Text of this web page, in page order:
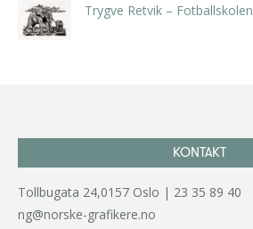
Trygve Retvik – Fotballskolen
KONTAKT
Tollbugata 24,0157 Oslo | 23 35 89 40
ng@norske-grafikere.no